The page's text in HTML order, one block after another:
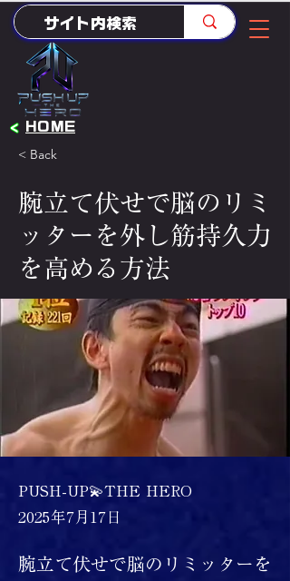
HOME
<
< Back
腕立て伏せで脳のリミ
ッターを外し筋持久力
を高める方法
PUSH-UP💫THE HERO
2025年7月17日
腕立て伏せで脳のリミッターを